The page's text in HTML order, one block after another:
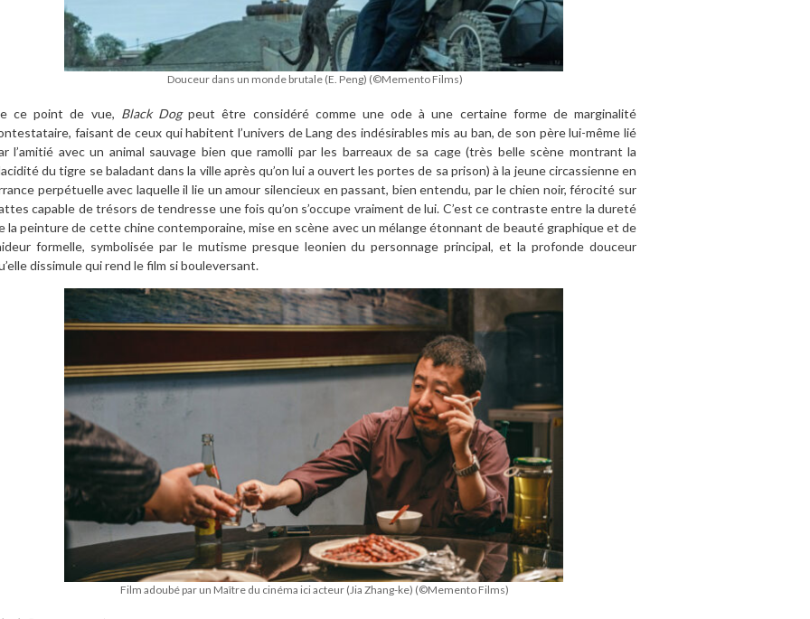
Douceur dans un monde brutale (E. Peng) (©Memento Films)
ce point de vue, Black Dogpeut être considéré comme une ode à une certaine forme de marginalité
faisant de ceux qui habitent l’univers de Lang des indésirables mis au ban, de son père lui-même lié
l’amitié avec un animal sauvage bien que ramolli par les barreaux de sa cage (très belle scène montrant la
du tigre se baladant dans la ville après qu’on lui a ouvert les portes de sa prison) à la jeune circassienne en
perpétuelle avec laquelle il lie un amour silencieux en passant, bien entendu, par le chien noir, férocité sur
capable de trésors de tendresse une fois qu’on s’occupe vraiment de lui. C’est ce contraste entre la dureté
la peinture de cette chine contemporaine, mise en scène avec un mélange étonnant de beauté graphique et de
formelle, symbolisée par le mutisme presque leonien du personnage principal, et la profonde douceur
dissimule qui rend le film si bouleversant.
Film adoubé par un Maître du cinéma ici acteur (Jia Zhang-ke) (©Memento Films)